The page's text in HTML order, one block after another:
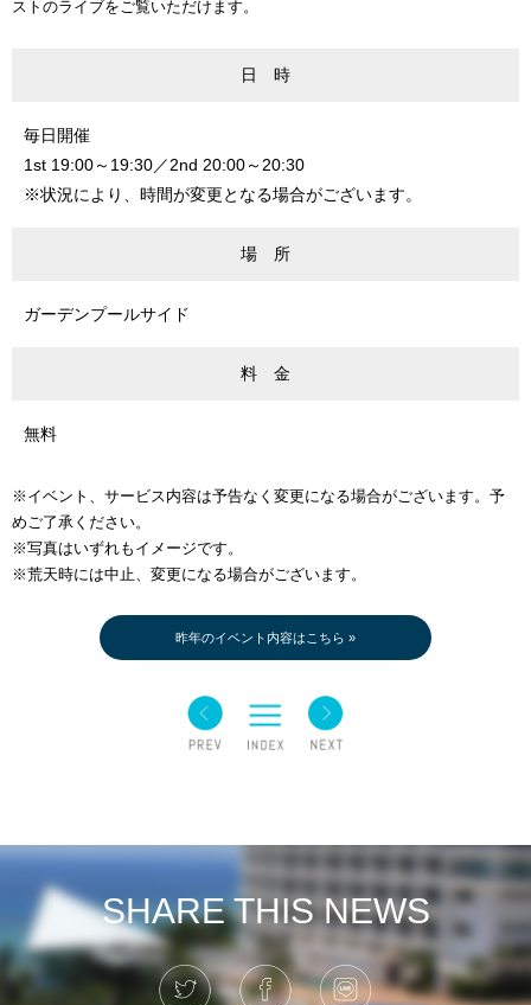
ストのライブをご覧いただけます。
日 時
毎日開催
1st 19:00～19:30／2nd 20:00～20:30
※状況により、時間が変更となる場合がございます。
場 所
ガーデンプールサイド
料 金
無料
※イベント、サービス内容は予告なく変更になる場合がございます。予
めご了承ください。
※写真はいずれもイメージです。
※荒天時には中止、変更になる場合がございます。
昨年のイベント内容はこちら »
SHARE THIS NEWS